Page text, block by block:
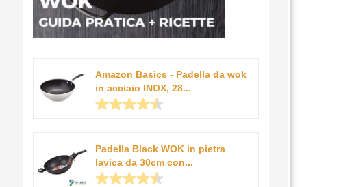
Amazon Basics - Padella da wok
in acciaio INOX, 28...
Padella Black WOK in pietra
lavica da 30cm con...